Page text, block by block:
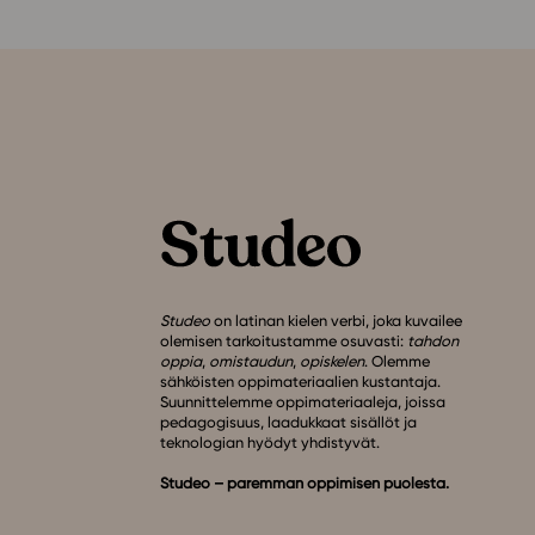
Studeo on latinan kielen verbi, joka kuvailee
olemisen tarkoitustamme osuvasti: tahdon
oppia, omistaudun, opiskelen. Olemme
sähköisten oppimateriaalien kustantaja.
Suunnittelemme oppimateriaaleja, joissa
pedagogisuus, laadukkaat sisällöt ja
teknologian hyödyt yhdistyvät.
Studeo – paremman oppimisen puolesta.